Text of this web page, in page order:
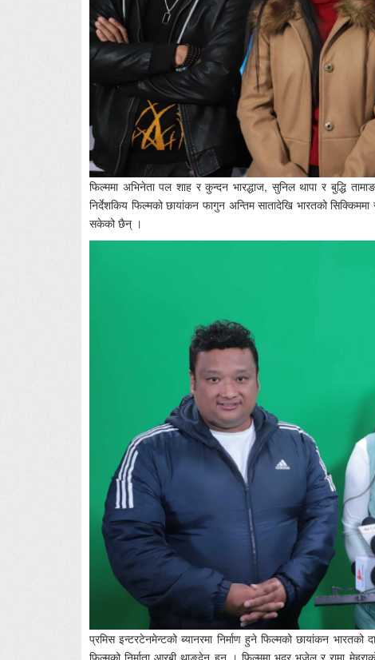
फिल्ममा अभिनेता पल शाह र कुन्दन भारद्धाज, सुनिल थापा र बुद्धि
निर्देशकिय फिल्मको छायांकन फागुन अन्तिम सातादेखि भारतको
सकेको छैन् ।
प्रमिस इन्टरटेनमेन्टको ब्यानरमा निर्माण हुने फिल्मको छायांकन
फिल्मको निर्माता आरबी थाङदेन हुन् । फिल्ममा भद्र भुजेल र रामा